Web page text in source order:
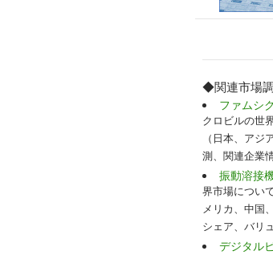
◆関連市場
ファムシ
クロビルの世
（日本、ア
測、関連企業
振動溶接
界市場につい
メリカ、中国
シェア、バリ
デジタル